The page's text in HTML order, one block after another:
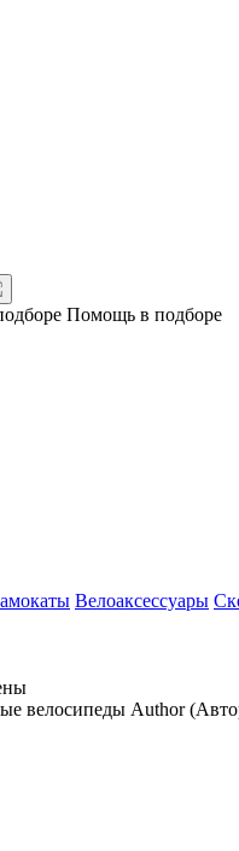
Помощь в подборе
Велоаксессуары
велосипеды Author